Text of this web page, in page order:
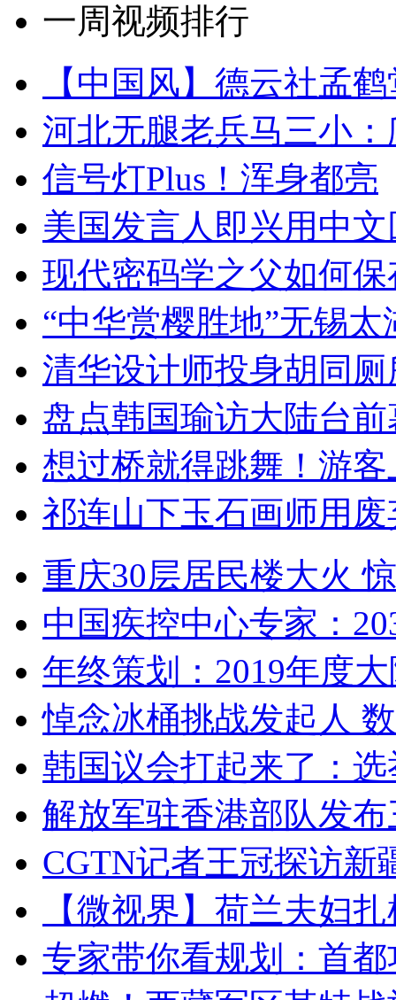
一周视频排行
【中国风】德云社孟
河北无腿老兵马三小
信号灯Plus！浑身都亮
美国发言人即兴用中
现代密码学之父如何
“中华赏樱胜地”无锡
清华设计师投身胡同
盘点韩国瑜访大陆台
想过桥就得跳舞！游客
祁连山下玉石画师用
重庆30层居民楼大火
中国疾控中心专家：
年终策划：2019年度
悼念冰桶挑战发起人
韩国议会打起来了：
解放军驻香港部队发
CGTN记者王冠探访新
【微视界】荷兰夫妇
专家带你看规划：首